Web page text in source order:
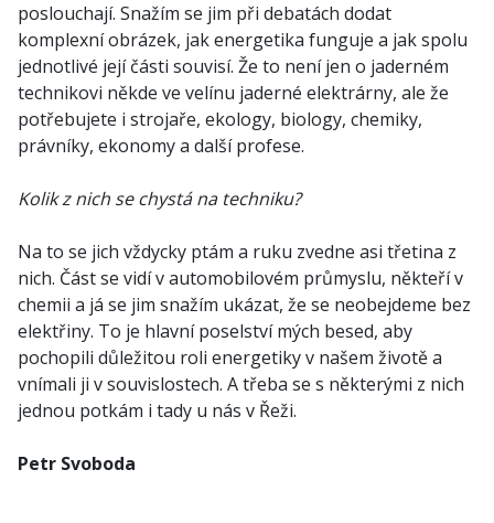
poslouchají. Snažím se jim při debatách dodat
komplexní obrázek, jak energetika funguje a jak spolu
jednotlivé její části souvisí. Že to není jen o jaderném
technikovi někde ve velínu jaderné elektrárny, ale že
potřebujete i strojaře, ekology, biology, chemiky,
právníky, ekonomy a další profese.
Kolik z nich se chystá na techniku?
Na to se jich vždycky ptám a ruku zvedne asi třetina z
nich. Část se vidí v automobilovém průmyslu, někteří v
chemii a já se jim snažím ukázat, že se neobejdeme bez
elektřiny. To je hlavní poselství mých besed, aby
pochopili důležitou roli energetiky v našem životě a
vnímali ji v souvislostech. A třeba se s některými z nich
jednou potkám i tady u nás v Řeži.
Petr Svoboda